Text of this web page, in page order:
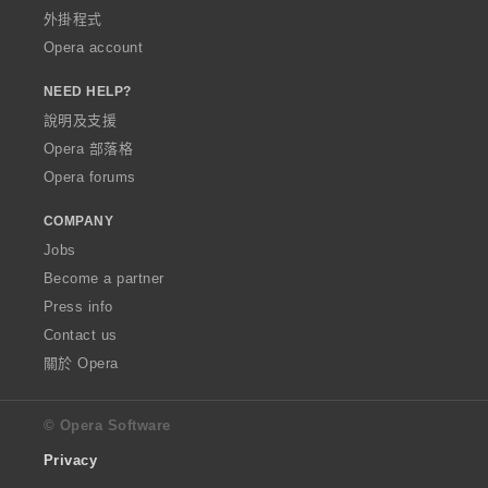
外掛程式
Opera account
NEED HELP?
說明及支援
Opera 部落格
Opera forums
COMPANY
Jobs
Become a partner
Press info
Contact us
關於 Opera
© Opera Software
Privacy